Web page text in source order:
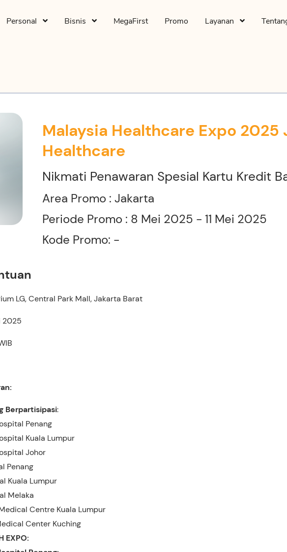
Personal Bisnis MegaFirst Promo Layanan
Malaysia Healthcare Expo 2025
Healthcare
Nikmati Penawaran Spesial Kartu Kredit
Area Promo : Jakarta
Periode Promo : 8 Mei 2025 - 11 Mei 2025
Kode Promo: -
LG, Central Park Mall, Jakarta Barat
2025
Berpartisipasi:
Penang
Kuala Lumpur
Johor
Penang
Kuala Lumpur
Melaka
Centre Kuala Lumpur
Center Kuching
EXPO: